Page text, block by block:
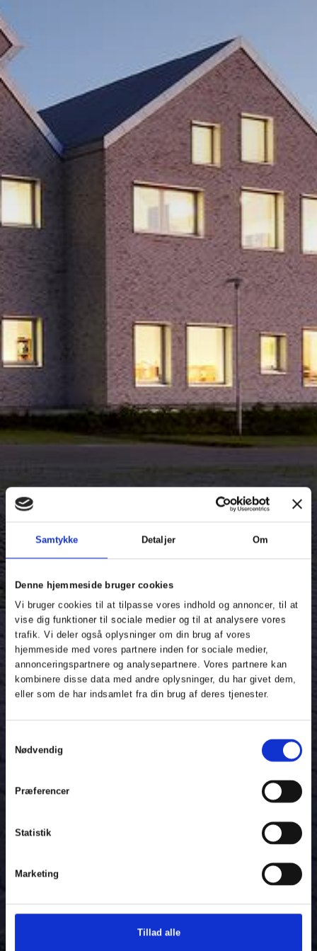
Samtykke Detaljer Om
Denne hjemmeside bruger cookies
Vi bruger cookies til at tilpasse vores indhold og annoncer, til at
vise dig funktioner til sociale medier og til at analysere vores
trafik. Vi deler også oplysninger om din brug af vores
hjemmeside med vores partnere inden for sociale medier,
annonceringspartnere og analysepartnere. Vores partnere kan
kombinere disse data med andre oplysninger, du har givet dem,
eller som de har indsamlet fra din brug af deres tjenester.
Nødvendig
Præferencer
Statistik
Marketing
Tillad alle